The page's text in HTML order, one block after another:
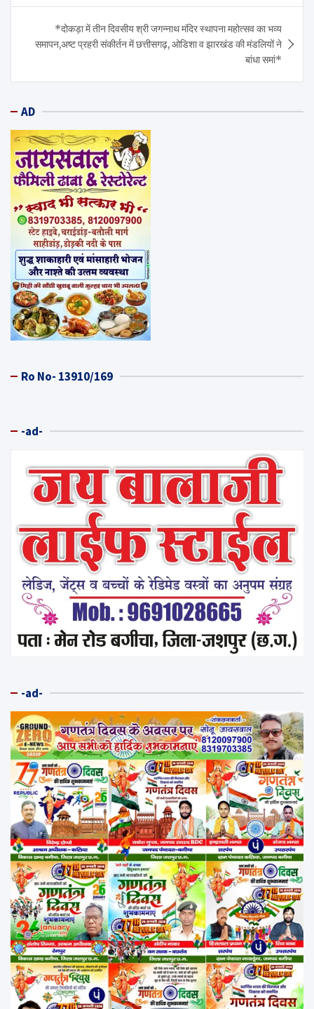
*दोकड़ा में तीन दिवसीय श्री जगन्नाथ मंदिर स्थापना महोत्सव का भव्य
समापन,अष्ट प्रहरी संकीर्तन में छत्तीसगढ़, ओडिशा व झारखंड की मंडलियों ने
बांधा समां*
AD
Ro No- 13910/169
-ad-
-ad-